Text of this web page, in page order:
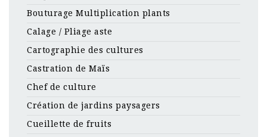
Bouturage Multiplication plants
Calage / Pliage aste
Cartographie des cultures
Castration de Maïs
Chef de culture
Création de jardins paysagers
Cueillette de fruits